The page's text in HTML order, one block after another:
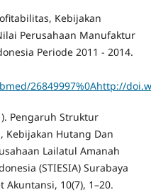
Kebijakan
Perusahaan Manufaktur
Periode 2011 - 2014.
26849997%0Ahttp://
Pengaruh Struktur
Kebijakan Hutang Dan
Lailatul Amanah
(STIESIA) Surabaya
Akuntansi, 10(7), 1–20.